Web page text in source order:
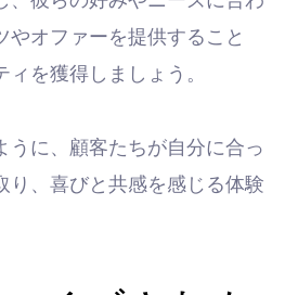
やオファーを提供すること
を獲得しましょう。
うに、顧客たちが自分に合っ
り、喜びと共感を感じる体験